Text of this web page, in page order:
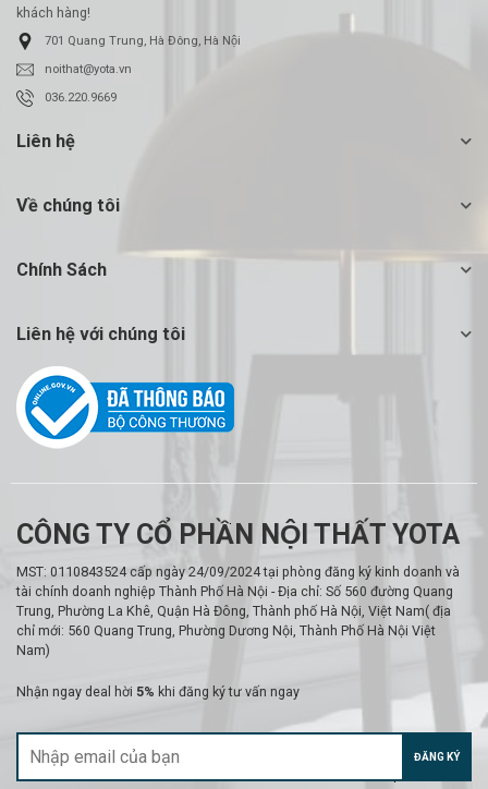
khách hàng!
701 Quang Trung, Hà Đông, Hà Nội
noithat@yota.vn
036.220.9669
Liên hệ
Về chúng tôi
Chính Sách
Liên hệ với chúng tôi
CÔNG TY CỔ PHẦN NỘI THẤT YOTA
MST: 0110843524 cấp ngày 24/09/2024 tại phòng đăng ký kinh doanh và
tài chính doanh nghiệp Thành Phố Hà Nội - Địa chỉ: Số 560 đường Quang
Trung, Phường La Khê, Quận Hà Đông, Thành phố Hà Nội, Việt Nam( địa
chỉ mới: 560 Quang Trung, Phường Dương Nội, Thành Phố Hà Nội Việt
Nam)
Nhận ngay deal hời 5% khi đăng ký tư vấn ngay
ĐĂNG KÝ